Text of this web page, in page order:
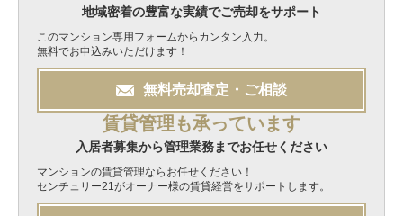
地域密着の豊富な実績でご売却をサポート
このマンション専用フォームからカンタン入力。
無料でお申込みいただけます！
無料売却査定・ご相談
賃貸管理も承っています
入居者募集から管理業務までお任せください
マンションの賃貸管理ならお任せください！
センチュリー21がオーナー様の賃貸経営をサポートします。